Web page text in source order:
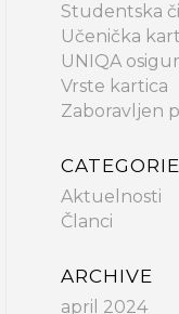
Studentska
Učenička
UNIQA
Vrste kartica
Zaboravljen
Aktuelnosti
Članci
ARCHIVE
april 2024